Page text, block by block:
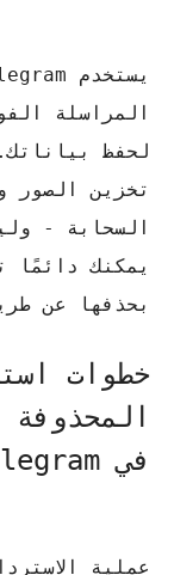
المراسلة
لحفظ
تخزين الصور
السحابة -
يمكنك دائمًا
بحذفها عن
خطوات
في Telegram
عملية